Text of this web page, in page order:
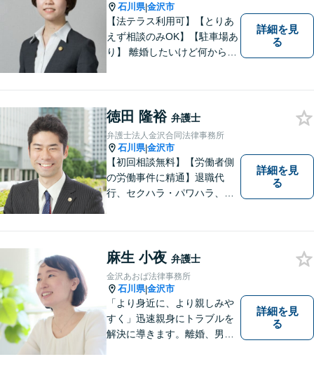
石川県|金沢市
【法テラス利用可】【とりあ
えず相談のみOK】【駐車場あ
り】 離婚したいけど何から始
詳細を見
る
徳田 隆裕 弁護士
弁護士法人金沢合同法律事務所
石川県|金沢市
【初回相談無料】【労働者側
の労働事件に精通】退職代
行、セクハラ・パワハラ、労
ルも対応可能【メール相談／
ビデオ面談可】【土曜日も対
応】
詳細を見
る
麻生 小夜 弁護士
金沢あおば法律事務所
石川県|金沢市
「より身近に、より親しみや
すく」迅速親身にトラブルを
解決に導きます。離婚、男女
詳細を見
る